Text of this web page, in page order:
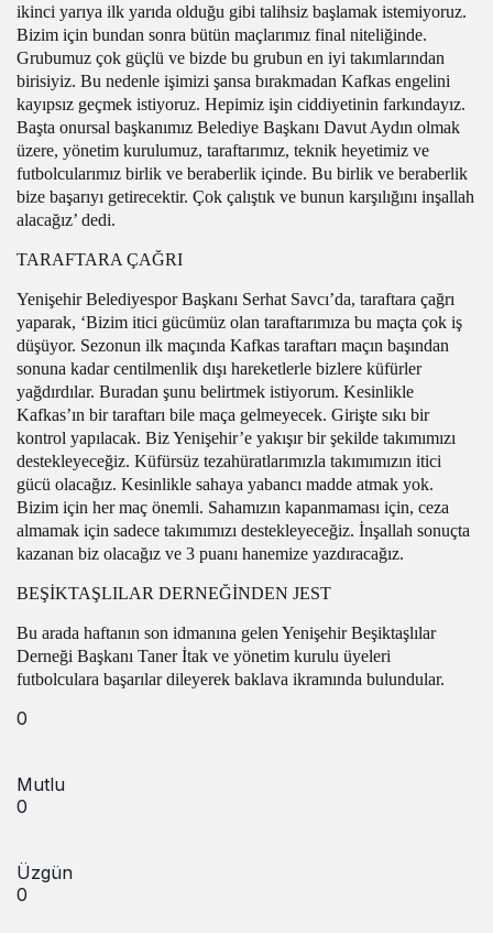
ikinci yarıya ilk yarıda olduğu gibi talihsiz başlamak istemiyoruz.
Bizim için bundan sonra bütün maçlarımız final niteliğinde.
Grubumuz çok güçlü ve bizde bu grubun en iyi takımlarından
birisiyiz. Bu nedenle işimizi şansa bırakmadan Kafkas engelini
kayıpsız geçmek istiyoruz. Hepimiz işin ciddiyetinin farkındayız.
Başta onursal başkanımız Belediye Başkanı Davut Aydın olmak
üzere, yönetim kurulumuz, taraftarımız, teknik heyetimiz ve
futbolcularımız birlik ve beraberlik içinde. Bu birlik ve beraberlik
bize başarıyı getirecektir. Çok çalıştık ve bunun karşılığını inşallah
alacağız’ dedi.
TARAFTARA ÇAĞRI
Yenişehir Belediyespor Başkanı Serhat Savcı’da, taraftara çağrı
yaparak, ‘Bizim itici gücümüz olan taraftarımıza bu maçta çok iş
düşüyor. Sezonun ilk maçında Kafkas taraftarı maçın başından
sonuna kadar centilmenlik dışı hareketlerle bizlere küfürler
yağdırdılar. Buradan şunu belirtmek istiyorum. Kesinlikle
Kafkas’ın bir taraftarı bile maça gelmeyecek. Girişte sıkı bir
kontrol yapılacak. Biz Yenişehir’e yakışır bir şekilde takımımızı
destekleyeceğiz. Küfürsüz tezahüratlarımızla takımımızın itici
gücü olacağız. Kesinlikle sahaya yabancı madde atmak yok.
Bizim için her maç önemli. Sahamızın kapanmaması için, ceza
almamak için sadece takımımızı destekleyeceğiz. İnşallah sonuçta
kazanan biz olacağız ve 3 puanı hanemize yazdıracağız.
BEŞİKTAŞLILAR DERNEĞİNDEN JEST
Bu arada haftanın son idmanına gelen Yenişehir Beşiktaşlılar
Derneği Başkanı Taner İtak ve yönetim kurulu üyeleri
futbolculara başarılar dileyerek baklava ikramında bulundular.
0
Mutlu
0
Üzgün
0